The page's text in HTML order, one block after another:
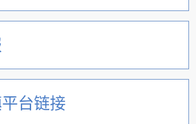
台链接